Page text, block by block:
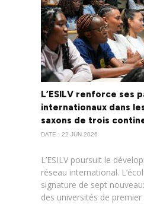
L’ESILV renforce ses
internationaux dans
saxons de trois
DATE : 22 JUN 2026
L’ESILV poursuit le
réseau international.
signature de sept
des universités de